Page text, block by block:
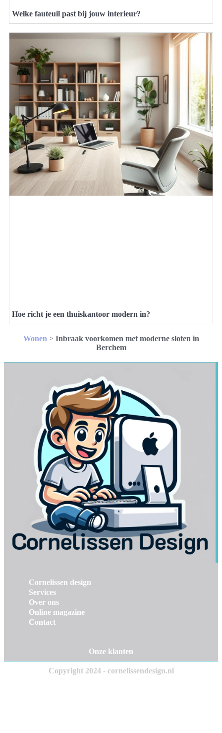
Welke fauteuil past bij jouw interieur?
Hoe richt je een thuiskantoor modern in?
Wonen > Inbraak voorkomen met moderne sloten in
Berchem
Cornelissen design
Services
Over ons
Online magazine
Contact
Onze klanten
Copyright 2024 - cornelissendesign.nl